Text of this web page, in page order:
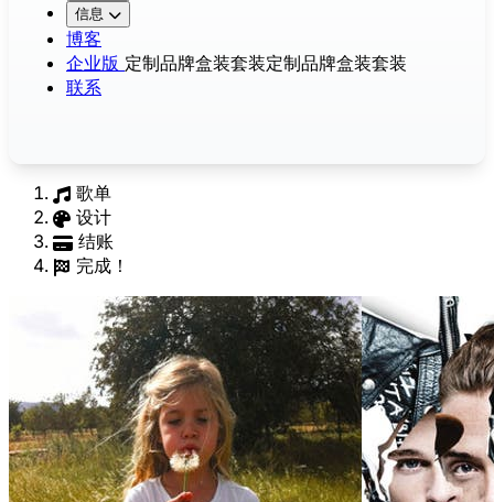
信息
博客
企业版 定制品牌盒装套装定制品牌盒装套装
联系
歌单
设计
结账
完成！